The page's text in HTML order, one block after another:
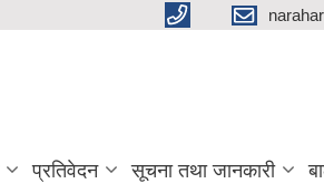
प्रतिवेदन सूचना तथा जानकारी